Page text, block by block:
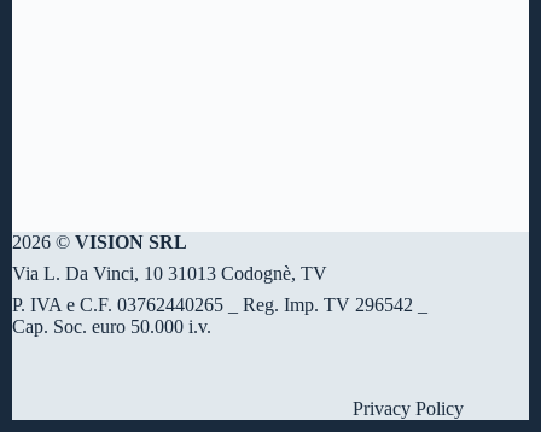
2026 © VISION SRL
Via L. Da Vinci, 10 31013 Codognè, TV
P. IVA e C.F. 03762440265 _ Reg. Imp. TV 296542 _
Cap. Soc. euro 50.000 i.v.
Privacy Policy